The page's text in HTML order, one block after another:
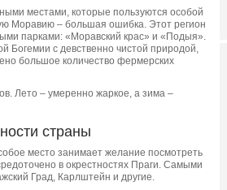
местами, которые пользуются особой
Моравию – большая ошибка. Этот регион
парками: «Моравский крас» и «Подыя».
Богемии с девственно чистой природой,
большое количество фермерских
Лето – умеренно жаркое, а зима –
страны
место занимает желание посмотреть
в окрестностях Праги. Самыми
Град, Карлштейн и другие.